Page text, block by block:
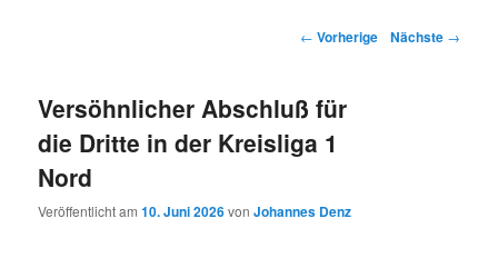
Artikelnavigation
← Vorherige Nächste →
Versöhnlicher Abschluß für
die Dritte in der Kreisliga 1
Nord
Veröffentlicht am10. Juni 2026vonJohannes Denz